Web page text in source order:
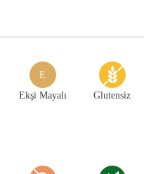
E
Ekşi Mayalı Glutensiz